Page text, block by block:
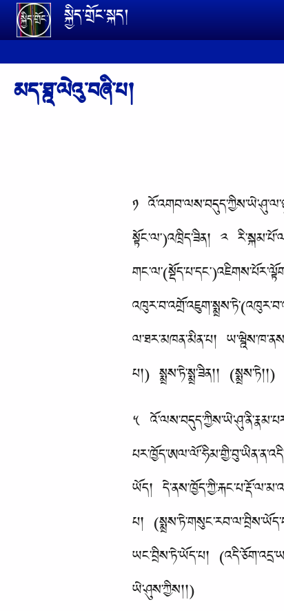
Skip to main content
སྐྱིད་གྲོང་སྐད།
མད་ཐྰ་ལེའུ་བཞི་པ།
༡
སྟོང་ལ་)འཁྲིད་ཟིན། ༢
ལ་ཐར་མཁན་མིན་པ།
པ།) སྨྲས་ཏེ་སྨྲ་ཟིན།། (སྨྲས་ཏེ།།)
༥
ཡོད།
པ།
ཡང་བྲིས་ཏེ་ཡོད་པ།
ཡེ་ཤུས་ཀྱིས།།)